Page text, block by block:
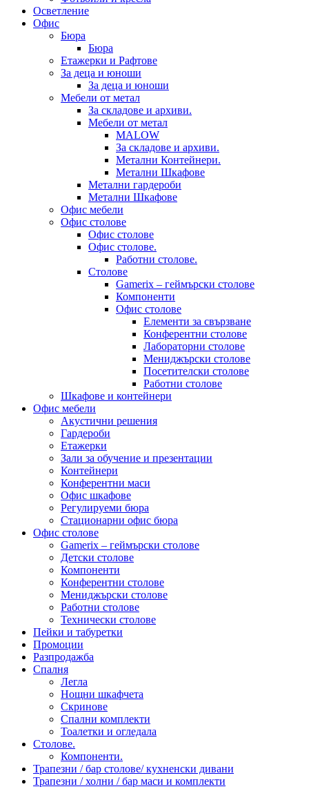
Осветление
Офис
Бюра
Бюра
Етажерки и Рафтове
За деца и юноши
За деца и юноши
Мебели от метал
За складове и архиви.
Мебели от метал
MALOW
За складове и архиви.
Метални Контейнери.
Метални Шкафове
Метални гардероби
Метални Шкафове
Офис мебели
Офис столове
Офис столове
Офис столове.
Работни столове.
Столове
Gamerix – геймърски столове
Компоненти
Офис столове
Елементи за свързване
Конферентни столове
Лабораторни столове
Мениджърски столове
Посетителски столове
Работни столове
Шкафове и контейнери
Офис мебели
Акустични решения
Гардероби
Етажерки
Зали за обучение и презентации
Контейнери
Конферентни маси
Офис шкафове
Регулируеми бюра
Стационарни офис бюра
Офис столове
Gamerix – геймърски столове
Детски столове
Компоненти
Конферентни столове
Мениджърски столове
Работни столове
Технически столове
Пейки и табуретки
Промоции
Разпродажба
Спалня
Легла
Нощни шкафчета
Скринове
Спални комплекти
Тоалетки и огледала
Столове.
Компоненти.
Трапезни / бар столове/ кухненски дивани
Трапезни / холни / бар маси и комплекти